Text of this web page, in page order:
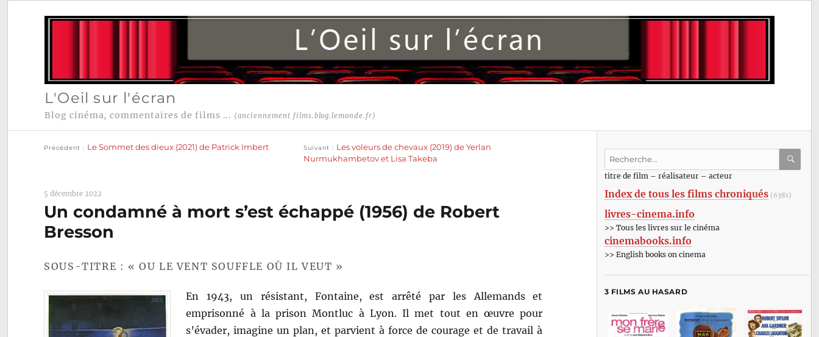
L'Oeil sur l'écran
Blog cinéma, commentaires de films ... (anciennement films.blog.lemonde.fr)
Navigation
Précédent Le Sommet des dieux (2021) de Patrick Imbert Suivant
Les voleurs de chevaux (2019) de Yerlan
Nurmukhambetov et Lisa Takeba
5 décembre 2022
Un condamné à mort s’est échappé (1956) de Robert
Bresson
SOUS-TITRE : « OU LE VENT SOUFFLE OÙ IL VEUT »
En 1943, un résistant, Fontaine, est arrêté par les Allemands et
emprisonné à la prison Montluc à Lyon. Il met tout en œuvre pour
s’évader, imagine un plan, et parvient à force de courage et de travail à
Recherche
:titre de film – réalisateur – acteur
Index de tous les films chroniqués (6381)
livres-cinema.info
>> Tous les livres sur le cinéma
cinemabooks.info
>> English books on cinema
3 FILMS AU HASARD